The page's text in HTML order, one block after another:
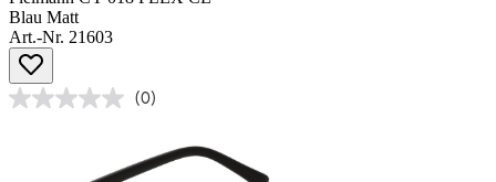
Blau Matt
Art.-Nr. 21603
(0)